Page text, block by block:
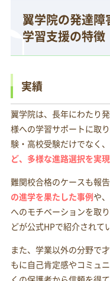
翼学院の発達障
学習支援の特徴
実績
翼学院は、長年にわたり
様への学習サポートに取
験・高校受験だけでなく、
ど、多様な進路選択を実現
難関校合格のケースも報告
の進学を果たした事例や
へのモチベーションを取
どが公式HPで紹介されて
また、学業以外の分野で
もに自己肯定感やコミュ